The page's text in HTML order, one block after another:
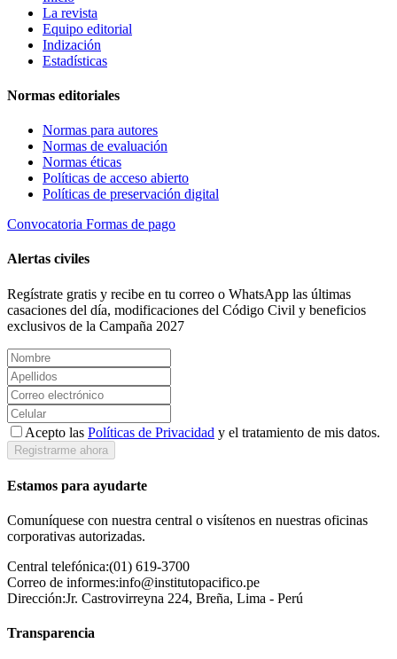
La revista
Equipo editorial
Indización
Estadísticas
Normas editoriales
Normas para autores
Normas de evaluación
Normas éticas
Políticas de acceso abierto
Políticas de preservación digital
Convocatoria Formas de pago
Alertas civiles
Regístrate gratis y recibe en tu correo o WhatsApp las últimas
casaciones del día, modificaciones del Código Civil y beneficios
exclusivos de la Campaña 2027
Acepto las Políticas de Privacidad y el tratamiento de mis datos.
Registrarme ahora
Estamos para ayudarte
Comuníquese con nuestra central o visítenos en nuestras oficinas
corporativas autorizadas.
Central telefónica:(01) 619-3700
Correo de informes:info@institutopacifico.pe
Dirección:Jr. Castrovirreyna 224, Breña, Lima - Perú
Transparencia